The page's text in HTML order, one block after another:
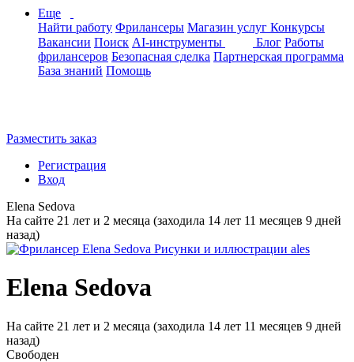
Еще
Найти работу Фрилансеры Магазин услуг Конкурсы
Вакансии Поиск AI-инструменты Блог Работы
фрилансеров Безопасная сделка Партнерская программа
База знаний Помощь
Разместить заказ
Регистрация
Вход
Elena Sedova
На сайте 21 лет и 2 месяца (заходила 14 лет 11 месяцев 9 дней
назад)
Elena Sedova
На сайте 21 лет и 2 месяца (заходила 14 лет 11 месяцев 9 дней
назад)
Свободен